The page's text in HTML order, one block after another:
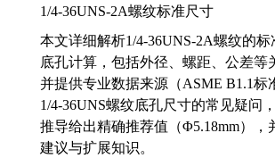
1/4-36UNS-2A螺纹标准尺寸
本文详细解析1/4-36UNS-2A螺纹的标
底孔计算，包括外径、螺距、公差等
并提供专业数据来源（ASME B1.1标
1/4-36UNS螺纹底孔尺寸的常见疑问
推导给出精确推荐值（Φ5.18mm），
建议与扩展知识。